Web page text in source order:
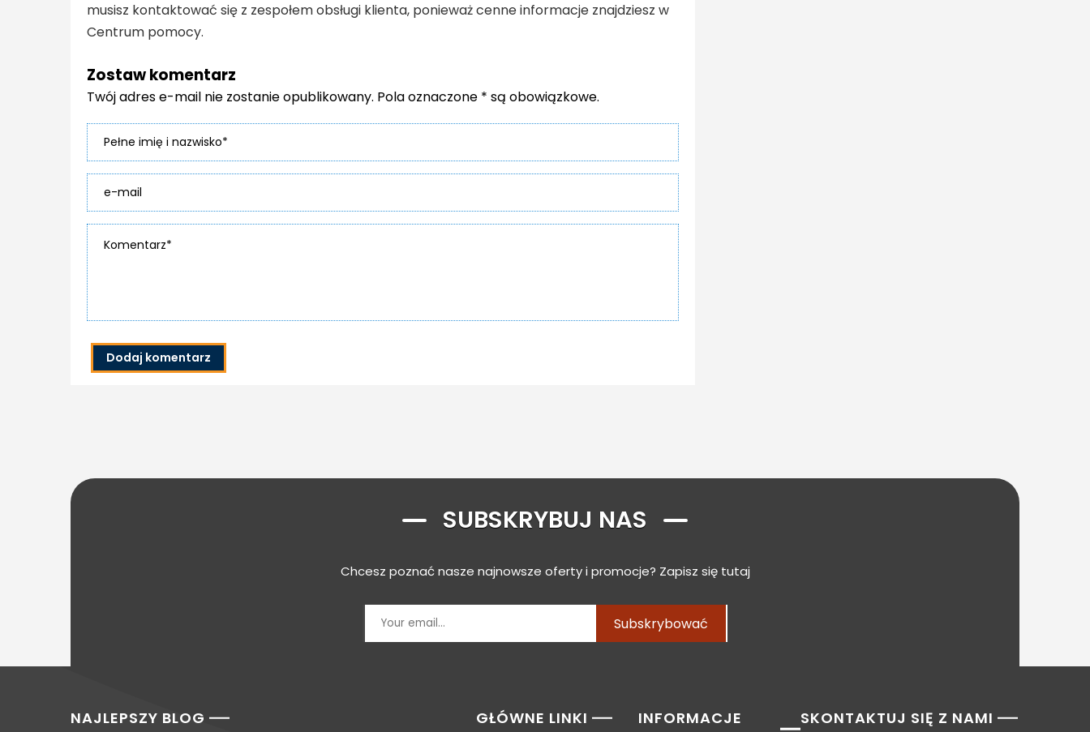
musisz kontaktować się z zespołem obsługi klienta, ponieważ cenne informacje znajdziesz w
Centrum pomocy.
Zostaw komentarz
Twój adres e-mail nie zostanie opublikowany. Pola oznaczone * są obowiązkowe.
Dodaj komentarz
SUBSKRYBUJ NAS
Chcesz poznać nasze najnowsze oferty i promocje? Zapisz się tutaj
Subskrybować
NAJLEPSZY BLOG GŁÓWNE LINKI
INFORMACJE
SKONTAKTUJ SIĘ Z NAMI